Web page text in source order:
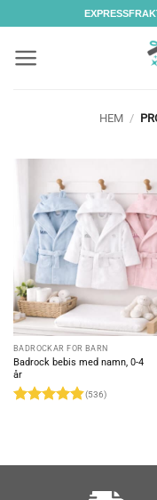
to
HEM /
BADROCKAR FÖR BARN
Badrock bebis med namn, 0-4
år
(536)